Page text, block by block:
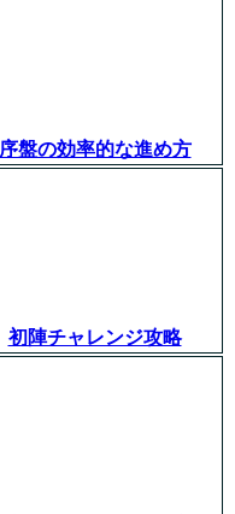
序盤の効率的な進め方
初陣チャレンジ攻略